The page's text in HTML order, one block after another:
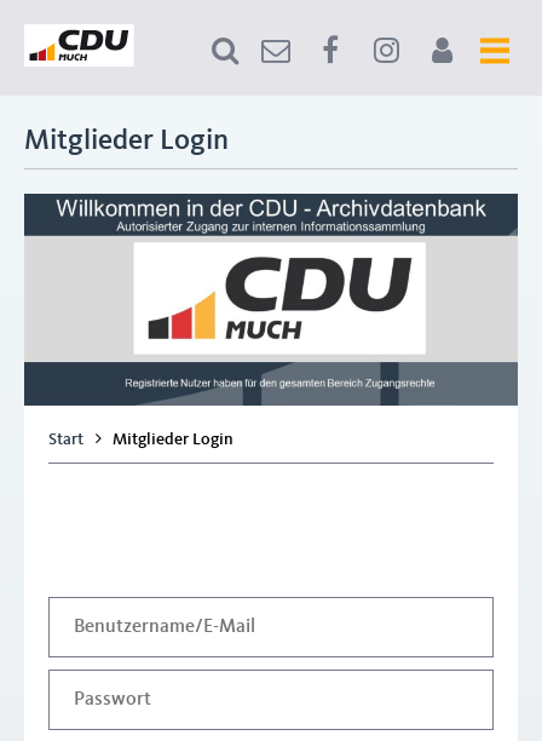
Mitglieder Login
Start Mitglieder Login